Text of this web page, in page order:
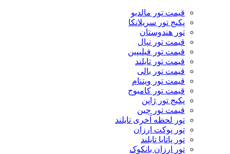
قیمت تور مالدیو
پکیج تور سریلانکا
تور هندوستان
قیمت تور نپال
قیمت تور فیلیپین
قیمت تور تایلند
قیمت تور بالی
قیمت تور ویتنام
قیمت تور کامبوج
پکیج تور ژاپن
قیمت تور چین
تور لحظه آخری تایلند
تور پوکت ارزان
تور پاتايا تايلند
تور ارزان بانکوک